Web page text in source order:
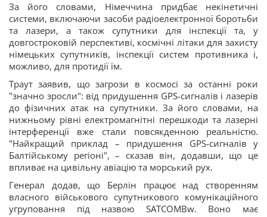
За його словами, Німеччина придбає некінетичні
системи, включаючи засоби радіоелектронної боротьби
та лазери, а також супутники для інспекції та, у
довгостроковій перспективі, космічні літаки для захисту
німецьких супутників, інспекції систем противника і,
можливо, для протидії їм.
Траут заявив, що загрози в космосі за останні роки
"значно зросли": від придушення GPS-сигналів і лазерів
до фізичних атак на супутники. За його словами, на
нижньому рівні електромагнітні перешкоди та лазерні
інтерференції вже стали повсякденною реальністю.
"Найкращий приклад – придушення GPS-сигналів у
Балтійському регіоні", – сказав він, додавши, що це
впливає на цивільну авіацію та морський рух.
Генерал додав, що Берлін працює над створенням
власного військового супутникового комунікаційного
угруповання під назвою SATCOMBw. Воно має